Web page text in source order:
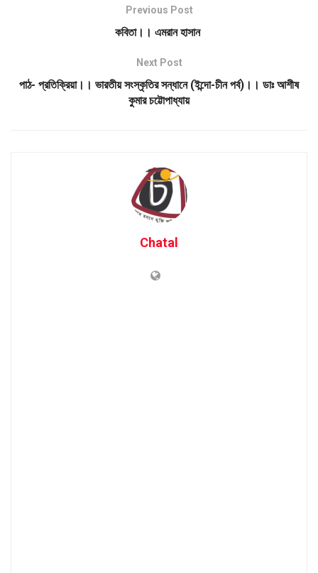
Previous Post
কবিতা।। এমরান হাসান
Next Post
পাঠ- প্রতিক্রিয়া।। ভারতীয় সংস্কৃতির সন্ধানে (ইন্দো-চীন পর্ব)।। ডাঃ আশীষ
কুমার চট্টোপাধ্যায়
Chatal